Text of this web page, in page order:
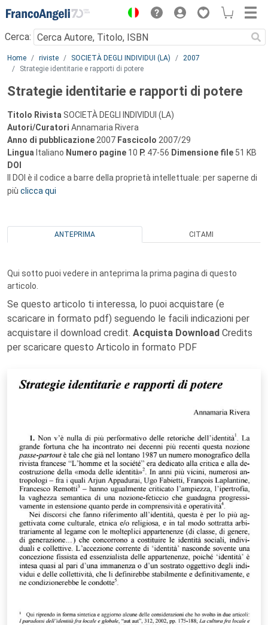
Menu
Cerca:
Main content
Home riviste SOCIETÀ DEGLI INDIVIDUI (LA)
2007
Strategie identitarie e rapporti di potere
Strategie identitarie e rapporti di potere
Titolo Rivista SOCIETÀ DEGLI INDIVIDUI (LA)
Autori/Curatori Annamaria Rivera
Anno di pubblicazione 2007 Fascicolo 2007/29
Lingua Italiano Numero pagine 10 P. 47-56 Dimensione file 51 KB
DOI
Il DOI è il codice a barre della proprietà intellettuale: per saperne di
più clicca qui
ANTEPRIMA CITAMI
Qui sotto puoi vedere in anteprima la prima pagina di questo
articolo.
Se questo articolo ti interessa, lo puoi acquistare (e
scaricare in formato pdf) seguendo le facili indicazioni per
acquistare il download credit. Acquista Download Credits
per scaricare questo Articolo in formato PDF